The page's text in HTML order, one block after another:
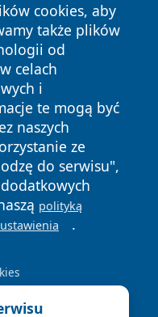
cookies, aby
także plików
od
celach
i
te mogą być
naszych
ze
do serwisu",
polityką
.
prawa
Polityka
Cookies